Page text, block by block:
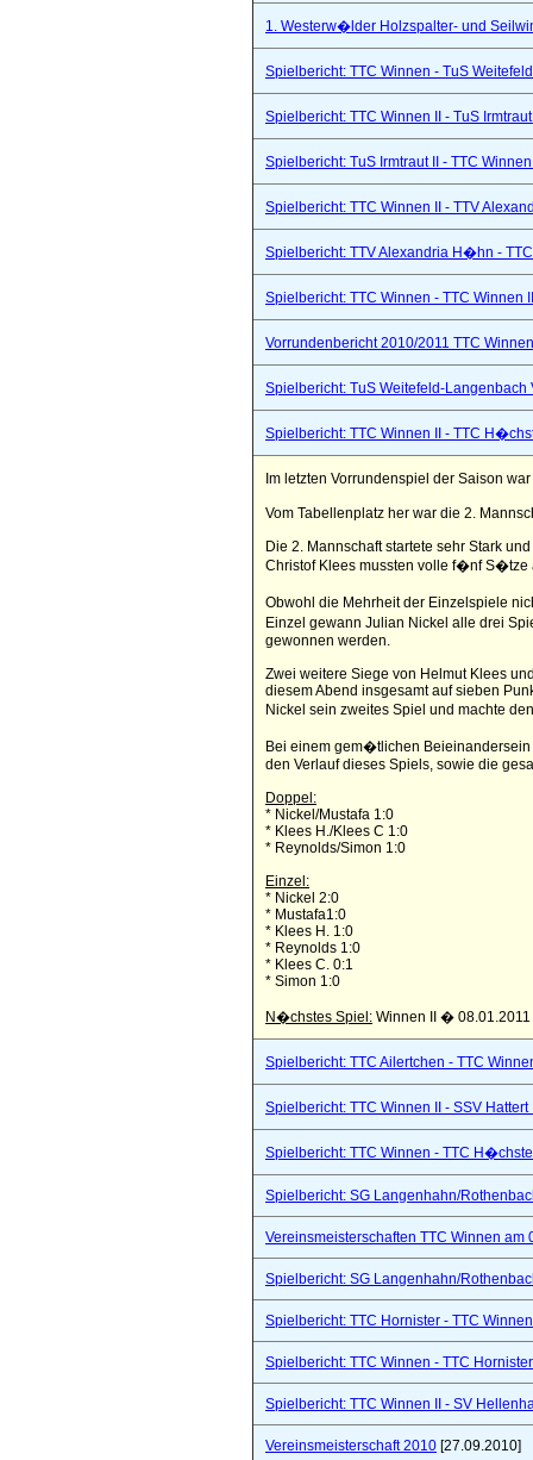
1. Westerw�lder Holzspalter- und
Spielbericht: TTC Winnen - TuS
Spielbericht: TTC Winnen II - TuS
Spielbericht: TuS Irmtraut II - TTC
Spielbericht: TTC Winnen II - TTV
Spielbericht: TTV Alexandria H�hn -
Spielbericht: TTC Winnen - TTC Winnen
Vorrundenbericht 2010/2011 TTC
Spielbericht: TuS Weitefeld-
Spielbericht: TTC Winnen II - TTC
Im letzten Vorrundenspiel der Saison
Vom Tabellenplatz her war die 2.
Die 2. Mannschaft startete sehr Stark
Christof Klees mussten volle f�nf S�tze
Obwohl die Mehrheit der Einzelspiele
Einzel gewann Julian Nickel alle drei
gewonnen werden.
Zwei weitere Siege von Helmut Klees
diesem Abend insgesamt auf sieben
Nickel sein zweites Spiel und machte
Bei einem gem�tlichen
den Verlauf dieses Spiels, sowie die
Doppel:
* Nickel/Mustafa 1:0
* Klees H./Klees C 1:0
* Reynolds/Simon 1:0
Einzel:
* Nickel 2:0
* Mustafa1:0
* Klees H. 1:0
* Reynolds 1:0
* Klees C. 0:1
* Simon 1:0
N�chstes Spiel: Winnen II �
Spielbericht: TTC Ailertchen - TTC
Spielbericht: TTC Winnen II - SSV
Spielbericht: TTC Winnen - TTC
Spielbericht: SG Langenhahn/
Vereinsmeisterschaften TTC Winnen am
Spielbericht: SG Langenhahn/
Spielbericht: TTC Hornister - TTC
Spielbericht: TTC Winnen - TTC
Spielbericht: TTC Winnen II - SV
Vereinsmeisterschaft 2010 [27.09.2010]